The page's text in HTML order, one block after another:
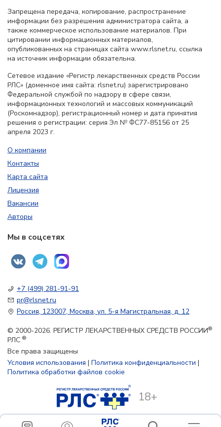
Запрещена передача, копирование, распространение
информации без разрешения администратора сайта, а
также коммерческое использование материалов. При
цитировании информационных материалов,
опубликованных на страницах сайта www.rlsnet.ru, ссылка
на источник информации обязательна.
Сетевое издание «Регистр лекарственных средств России
РЛС» (доменное имя сайта: rlsnet.ru) зарегистрировано
Федеральной службой по надзору в сфере связи,
информационных технологий и массовых коммуникаций
(Роскомнадзор), регистрационный номер и дата принятия
решения о регистрации: серия Эл № ФС77-85156 от 25
апреля 2023 г.
О компании
Контакты
Карта сайта
Лицензия
Вакансии
Авторы
Мы в соцсетях
+7 (499) 281-91-91
pr@rlsnet.ru
Россия, 123007, Москва, ул. 5-я Магистральная, д. 12
© 2000-2026. РЕГИСТР ЛЕКАРСТВЕННЫХ СРЕДСТВ РОССИИ®
РЛС ®
Все права защищены
Условия использования | Политика конфиденциальности |
Политика обработки файлов cookie
18+